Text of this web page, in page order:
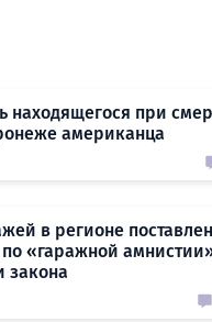
находящегося при
американца
в регионе
«гаражной
закона